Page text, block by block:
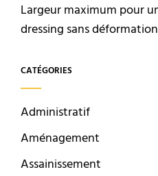
Largeur maximum pour
dressing sans déformation
CATÉGORIES
Administratif
Aménagement
Assainissement